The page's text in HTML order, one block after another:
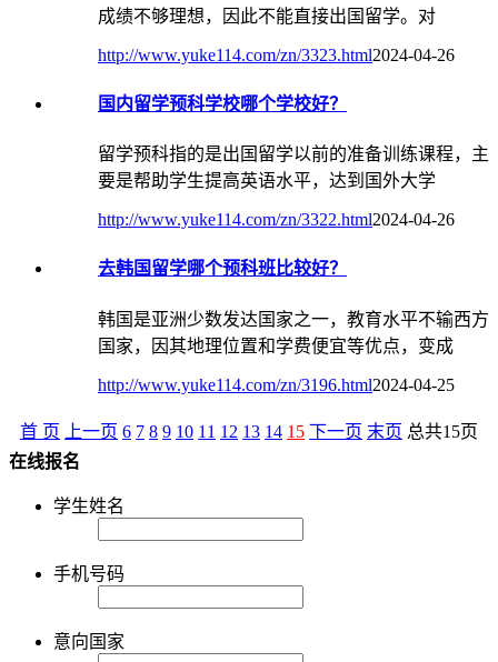
成绩不够理想，因此不能直接出国留学。对
http://www.yuke114.com/zn/3323.html2024-04-26
国内留学预科学校哪个学校好？
留学预科指的是出国留学以前的准备训练课程，主
要是帮助学生提高英语水平，达到国外大学
http://www.yuke114.com/zn/3322.html2024-04-26
去韩国留学哪个预科班比较好？
韩国是亚洲少数发达国家之一，教育水平不输西方
国家，因其地理位置和学费便宜等优点，变成
http://www.yuke114.com/zn/3196.html2024-04-25
首 页 上一页 6 7 8 9 10 11 12 13 14 15 下一页 末页 总共15页
在线报名
学生姓名
手机号码
意向国家